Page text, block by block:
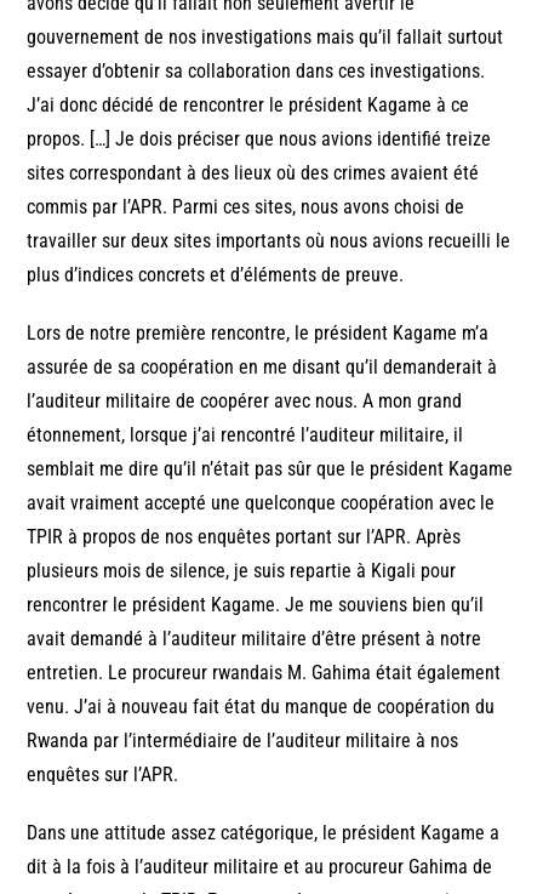
gouvernement de nos investigations mais qu’il fallait surtout
essayer d’obtenir sa collaboration dans ces investigations.
J’ai donc décidé de rencontrer le président Kagame à ce
propos. […] Je dois préciser que nous avions identifié treize
sites correspondant à des lieux où des crimes avaient été
commis par l’APR. Parmi ces sites, nous avons choisi de
travailler sur deux sites importants où nous avions recueilli le
plus d’indices concrets et d’éléments de preuve.
Lors de notre première rencontre, le président Kagame m’a
assurée de sa coopération en me disant qu’il demanderait à
l’auditeur militaire de coopérer avec nous. A mon grand
étonnement, lorsque j’ai rencontré l’auditeur militaire, il
semblait me dire qu’il n’était pas sûr que le président Kagame
avait vraiment accepté une quelconque coopération avec le
TPIR à propos de nos enquêtes portant sur l’APR. Après
plusieurs mois de silence, je suis repartie à Kigali pour
rencontrer le président Kagame. Je me souviens bien qu’il
avait demandé à l’auditeur militaire d’être présent à notre
entretien. Le procureur rwandais M. Gahima était également
venu. J’ai à nouveau fait état du manque de coopération du
Rwanda par l’intermédiaire de l’auditeur militaire à nos
enquêtes sur l’APR.
Dans une attitude assez catégorique, le président Kagame a
dit à la fois à l’auditeur militaire et au procureur Gahima de